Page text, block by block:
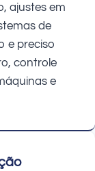
ajustes em
de
e preciso
controle
e